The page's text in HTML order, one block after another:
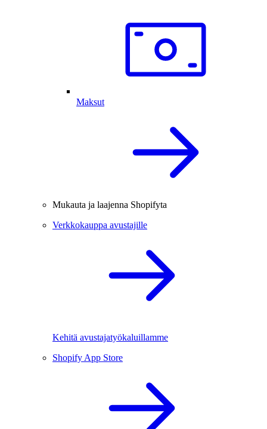
Maksut
Mukauta ja laajenna Shopifyta
Verkkokauppa avustajille
Kehitä avustajatyökaluillamme
Shopify App Store